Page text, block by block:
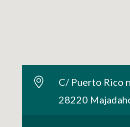
C/ Puerto Rico
28220